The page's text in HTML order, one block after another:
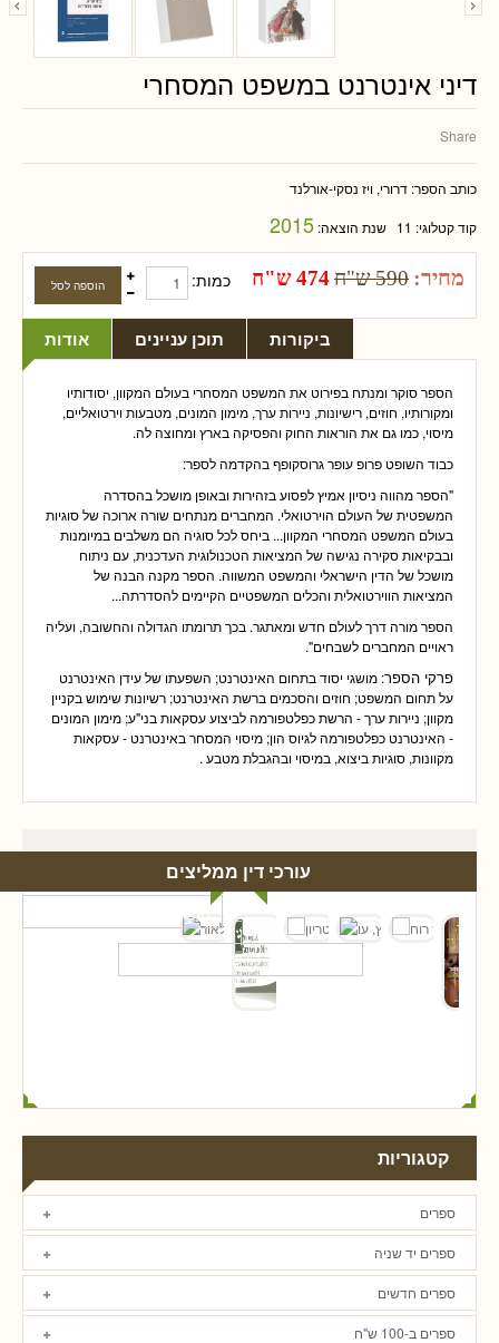
דיני אינטרנט במשפט המסחרי
Share
כותב הספר: דרורי, ויז נסקי-אורלנד
קוד קטלוגי: 11 שנת הוצאה: 2015
מחיר: 590 ש"ח 474 ש"ח כמות:
אודות תוכן עניינים ביקורות
הספר סוקר ומנתח בפירוט את המשפט המסחרי בעולם המקוון, יסודותיו
ומקורותיו, חוזים, רישיונות, ניירות ערך, מימון המונים, מטבעות וירטואליים,
מיסוי, כמו גם את הוראות החוק והפסיקה בארץ ומחוצה לה.
כבוד השופט פרופ עופר גרוסקופף בהקדמה לספר:
"הספר מהווה ניסיון אמיץ לפסוע בזהירות ובאופן מושכל בהסדרה
המשפטית של העולם הוירטואלי. המחברים מנתחים שורה ארוכה של סוגיות
בעולם המשפט המסחרי המקוון... ביחס לכל סוגיה הם משלבים במיומנות
ובבקיאות סקירה נגישה של המציאות הטכנולוגית העדכנית, עם ניתוח
מושכל של הדין הישראלי והמשפט המשווה. הספר מקנה הבנה של
המציאות הווירטואלית והכלים המשפטיים הקיימים להסדרתה...
הספר מורה דרך לעולם חדש ומאתגר. בכך תרומתו הגדולה והחשובה, ועליה
ראויים המחברים לשבחים".
פרקי הספר: מושגי יסוד בתחום האינטרנט; השפעתו של עידן האינטרנט
על תחום המשפט; חוזים והסכמים ברשת האינטרנט; רשיונות שימוש בקניין
מקוון; ניירות ערך - הרשת כפלטפורמה לביצוע עסקאות בני"ע; מימון המונים
- האינטרנט כפלטפורמה לגיוס הון; מיסוי המסחר באינטרנט - עסקאות
מקוונות, סוגיות ביצוא, במיסוי ובהגבלת מטבע .
עורכי דין ממליצים
קטגוריות
ספרים
ספרים יד שניה
ספרים חדשים
ספרים ב-100 ש"ח